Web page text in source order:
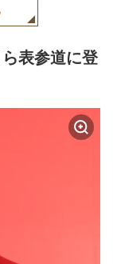
表参道に登